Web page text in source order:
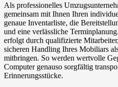
Als professionelles
gemeinsam mit Ihnen Ihren
genaue Inventarliste, die
und eine verlässliche
erfolgt durch qualifizierte
sicheren Handling Ihres Mobiliars
mitbringen. So werden wertvolle
Computer genauso sorgfältig
Erinnerungsstücke.